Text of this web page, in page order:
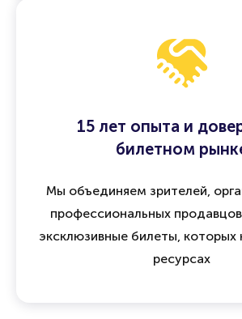
15 лет опыта и
билетном
Мы объединяем зрителей,
профессиональных
эксклюзивные билеты, которых
ресурсах